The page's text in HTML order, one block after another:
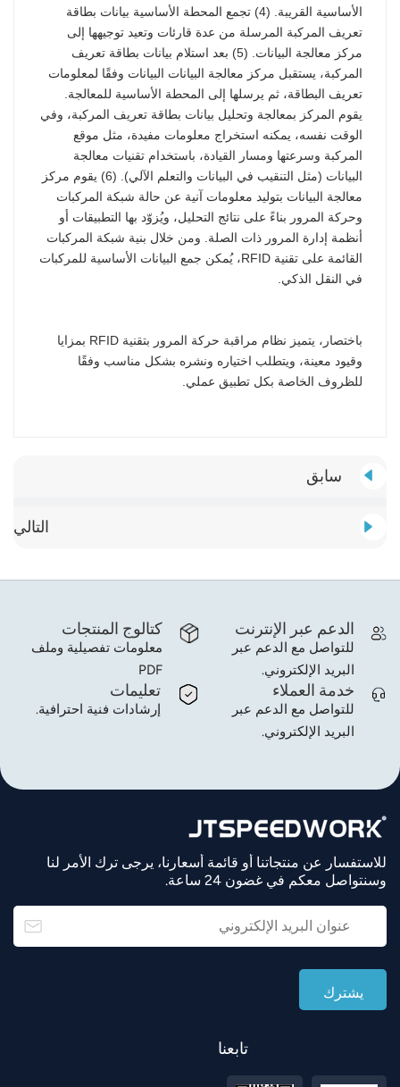
الأساسية القريبة. (4) تجمع المحطة الأساسية بيانات بطاقة
تعريف المركبة المرسلة من عدة قارئات وتعيد توجيهها إلى
مركز معالجة البيانات. (5) بعد استلام بيانات بطاقة تعريف
المركبة، يستقبل مركز معالجة البيانات البيانات وفقًا لمعلومات
تعريف البطاقة، ثم يرسلها إلى المحطة الأساسية للمعالجة.
يقوم المركز بمعالجة وتحليل بيانات بطاقة تعريف المركبة، وفي
الوقت نفسه، يمكنه استخراج معلومات مفيدة، مثل موقع
المركبة وسرعتها ومسار القيادة، باستخدام تقنيات معالجة
البيانات (مثل التنقيب في البيانات والتعلم الآلي). (6) يقوم مركز
معالجة البيانات بتوليد معلومات آنية عن حالة شبكة المركبات
وحركة المرور بناءً على نتائج التحليل، ويُزوّد ​​بها التطبيقات أو
أنظمة إدارة المرور ذات الصلة. ومن خلال بنية شبكة المركبات
القائمة على تقنية RFID، يُمكن جمع البيانات الأساسية للمركبات
في النقل الذكي.
باختصار، يتميز نظام مراقبة حركة المرور بتقنية RFID بمزايا
وقيود معينة، ويتطلب اختياره ونشره بشكل مناسب وفقًا
للظروف الخاصة بكل تطبيق عملي.
سابق
التالي
كتالوج المنتجات
معلومات تفصيلية وملف
PDF
الدعم عبر الإنترنت
للتواصل مع الدعم عبر
البريد الإلكتروني.
تعليمات
إرشادات فنية احترافية.
خدمة العملاء
للتواصل مع الدعم عبر
البريد الإلكتروني.
للاستفسار عن منتجاتنا أو قائمة أسعارنا، يرجى ترك الأمر لنا
وسنتواصل معكم في غضون 24 ساعة.
تابعنا